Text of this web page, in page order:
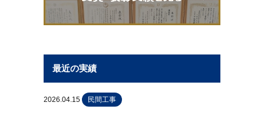
最近の実績
2026.04.15 民間工事